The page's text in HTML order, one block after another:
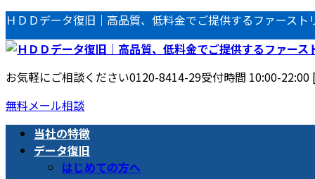
コ
ン
テ
ン
ツ
へ
ス
ナ
ビ
ゲ
ー
シ
ョ
ン
ＨＤＤデータ復旧｜高品質、低料金でご提供するファースト
お気軽にご相談ください0120-8414-29受付時間 10:00-22:00
無料メール相談
当社の特徴
データ復旧
はじめての方へ